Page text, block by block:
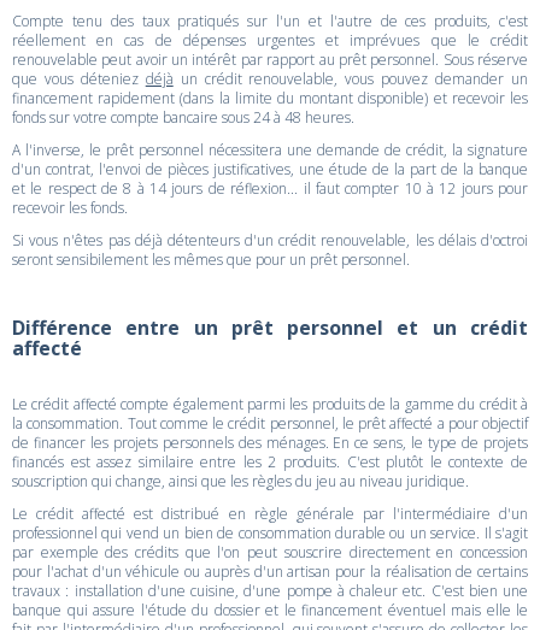
Compte tenu des taux pratiqués sur l'un et l'autre de ces produits, c'est
réellement en cas de dépenses urgentes et imprévues que le crédit
renouvelable peut avoir un intérêt par rapport au prêt personnel. Sous réserve
que vous déteniez déjà un crédit renouvelable, vous pouvez demander un
financement rapidement (dans la limite du montant disponible) et recevoir les
fonds sur votre compte bancaire sous 24 à 48 heures.
A l'inverse, le prêt personnel nécessitera une demande de crédit, la signature
d'un contrat, l'envoi de pièces justificatives, une étude de la part de la banque
et le respect de 8 à 14 jours de réflexion... il faut compter 10 à 12 jours pour
recevoir les fonds.
Si vous n'êtes pas déjà détenteurs d'un crédit renouvelable, les délais d'octroi
seront sensibilement les mêmes que pour un prêt personnel.
Différence entre un prêt personnel et un crédit
affecté
Le crédit affecté compte également parmi les produits de la gamme du crédit à
la consommation. Tout comme le crédit personnel, le prêt affecté a pour objectif
de financer les projets personnels des ménages. En ce sens, le type de projets
financés est assez similaire entre les 2 produits. C'est plutôt le contexte de
souscription qui change, ainsi que les règles du jeu au niveau juridique.
Le crédit affecté est distribué en règle générale par l'intermédiaire d'un
professionnel qui vend un bien de consommation durable ou un service. Il s'agit
par exemple des crédits que l'on peut souscrire directement en concession
pour l'achat d'un véhicule ou auprès d'un artisan pour la réalisation de certains
travaux : installation d'une cuisine, d'une pompe à chaleur etc. C'est bien une
banque qui assure l'étude du dossier et le financement éventuel mais elle le